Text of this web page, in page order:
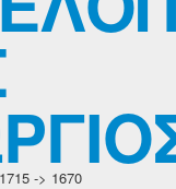
-> 1670